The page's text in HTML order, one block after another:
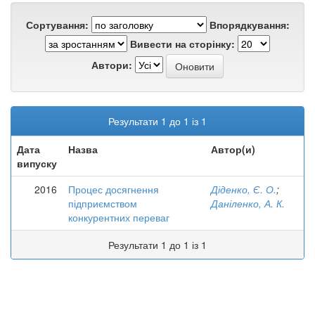
Сортування:
Впорядкування:
Вивести на сторінку:
Автори:
Результати 1 до 1 із 1
Дата
випуску
Назва Автор(и)
2016
Процес досягнення
підприємством
конкурентних переваг
Діденко, Є. О.;
Даніленко, А. К.
Результати 1 до 1 із 1